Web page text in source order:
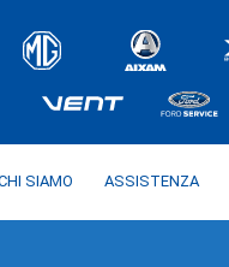
SIAMO ASSISTENZA